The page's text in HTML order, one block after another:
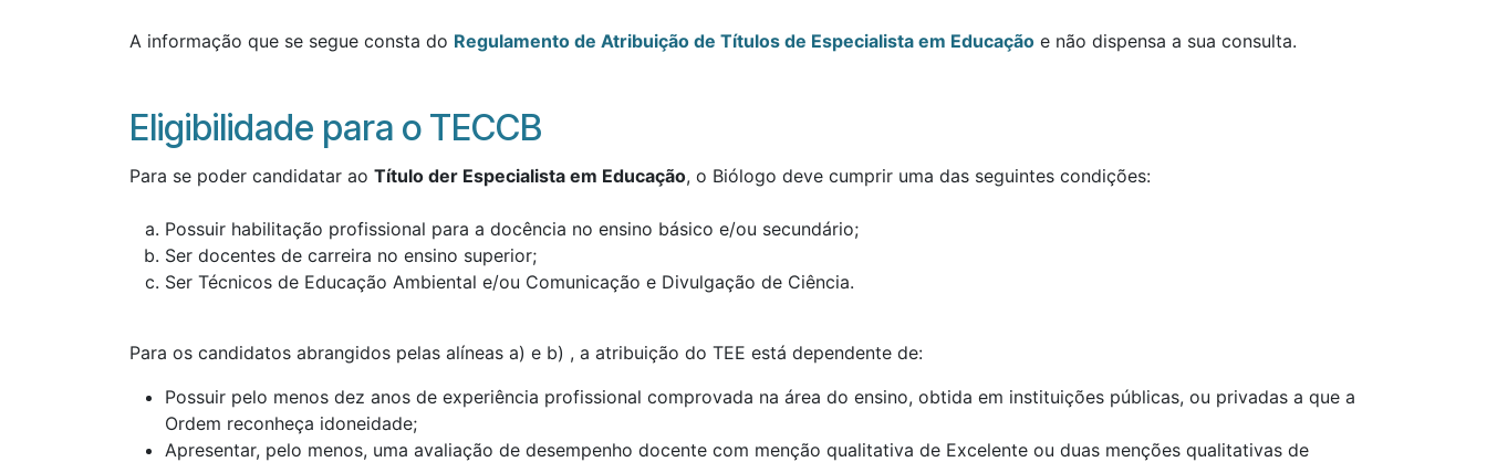
A informação que se segue consta do Regulamento de Atribuição de Títulos de Especialista em Educação e não dispensa a sua consulta.
Eligibilidade para o TECCB
Para se poder candidatar ao Título der Especialista em Educação, o Biólogo deve cumprir uma das seguintes condições:
Possuir habilitação profissional para a docência no ensino básico e/ou secundário;
Ser docentes de carreira no ensino superior;
Ser Técnicos de Educação Ambiental e/ou Comunicação e Divulgação de Ciência.
Para os candidatos abrangidos pelas alíneas a) e b) , a atribuição do TEE está dependente de:
Possuir pelo menos dez anos de experiência profissional comprovada na área do ensino, obtida em instituições públicas, ou privadas a que a
Ordem reconheça idoneidade;
Apresentar, pelo menos, uma avaliação de desempenho docente com menção qualitativa de Excelente ou duas menções qualitativas de